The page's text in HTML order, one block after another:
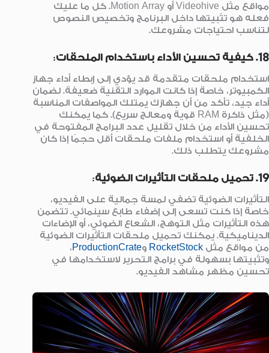
مواقع مثل Videohive أو Motion Array. كل ما عليك
فعله هو تثبيتها داخل البرنامج وتخصيص النصوص
لتناسب احتياجات مشروعك.
18. كيفية تحسين الأداء باستخدام الملحقات :
استخدام ملحقات متقدمة قد يؤدي إلى إبطاء أداء جهاز
الكمبيوتر، خاصة إذا كانت الموارد التقنية ضعيفة. لضمان
أداء جيد، تأكد من أن جهازك يمتلك المواصفات المناسبة
(مثل ذاكرة RAM قوية ومعالج سريع). كما يمكنك
تحسين الأداء من خلال تقليل عدد البرامج المفتوحة في
الخلفية أو استخدام ملفات ملحقات أقل حجمًا إذا كان
مشروعك يتطلب ذلك.
19. تحميل ملحقات التأثيرات الضوئية :
التأثيرات الضوئية تضفي لمسة جمالية على الفيديو،
خاصة إذا كنت تسعى إلى إضفاء طابع سينمائي. تتضمن
هذه التأثيرات مثل التوهج، الشعاع الضوئي، أو الإضاءات
الديناميكية. يمكنك تحميل ملحقات التأثيرات الضوئية
من مواقع مثل RocketStock وProductionCrate،
وتثبيتها بسهولة في برامج التحرير لاستخدامها في
تحسين مظهر مشاهد الفيديو.